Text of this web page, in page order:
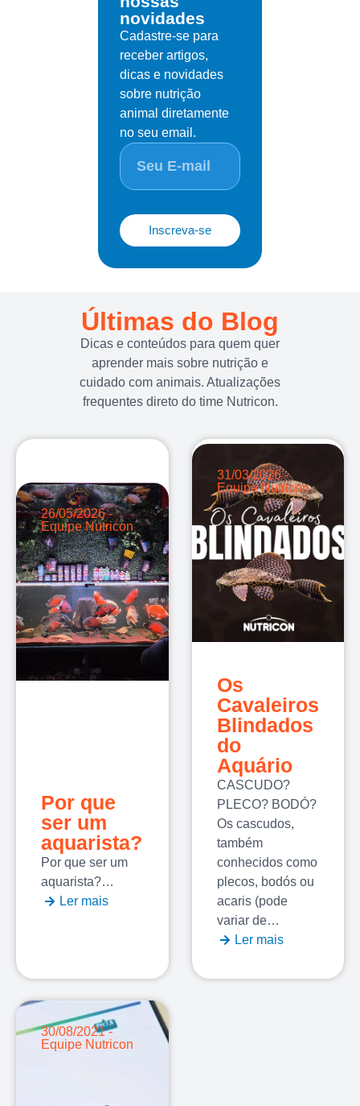
novidades
Cadastre-se para
receber artigos,
dicas e novidades
sobre nutrição
animal diretamente
no seu email.
Inscreva-se
Últimas do Blog
Dicas e conteúdos para quem quer
aprender mais sobre nutrição e
cuidado com animais. Atualizações
frequentes direto do time Nutricon.
Por que
ser um
aquarista?
Por que ser um
aquarista?…
Ler mais
26/05/2026 -
Equipe Nutricon
Os
Cavaleiros
Blindados
do
Aquário
CASCUDO?
PLECO? BODÓ?
Os cascudos,
também
conhecidos como
plecos, bodós ou
acaris (pode
variar de…
Ler mais
31/03/2026 -
Equipe Nutricon
30/08/2021 -
Equipe Nutricon